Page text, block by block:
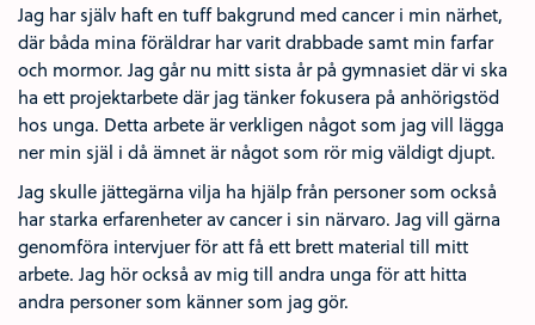
Jag har själv haft en tuff bakgrund med cancer i min närhet,
där båda mina föräldrar har varit drabbade samt min farfar
och mormor. Jag går nu mitt sista år på gymnasiet där vi ska
ha ett projektarbete där jag tänker fokusera på anhörigstöd
hos unga. Detta arbete är verkligen något som jag vill lägga
ner min själ i då ämnet är något som rör mig väldigt djupt.
Jag skulle jättegärna vilja ha hjälp från personer som också
har starka erfarenheter av cancer i sin närvaro. Jag vill gärna
genomföra intervjuer för att få ett brett material till mitt
arbete. Jag hör också av mig till andra unga för att hitta
andra personer som känner som jag gör.